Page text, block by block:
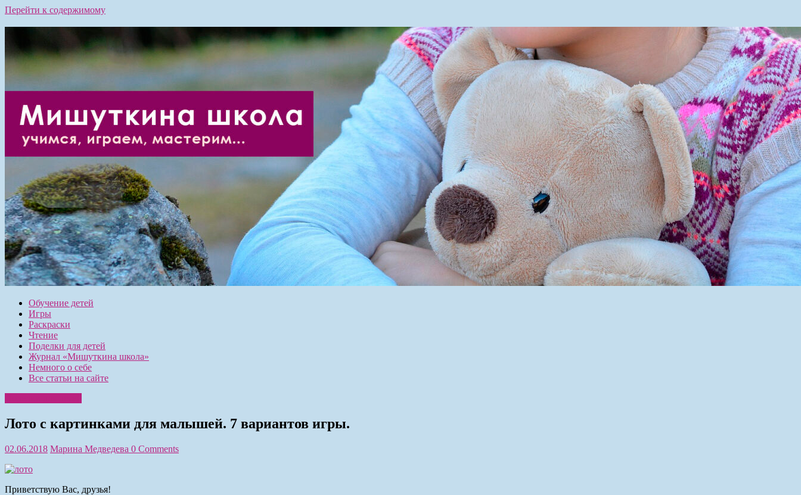
Перейти к содержимому
Обучение детей
Игры
Раскраски
Чтение
Поделки для детей
Журнал «Мишуткина школа»
Немного о себе
Все статьи на сайте
Лото с картинками для малышей. 7 вариантов игры.
02.06.2018 Марина Медведева 0 Comments
Приветствую Вас, друзья!